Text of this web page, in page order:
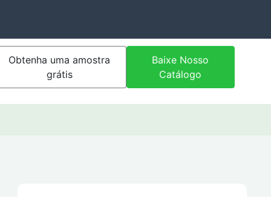
Obtenha uma amostra
grátis
Baixe Nosso
Catálogo